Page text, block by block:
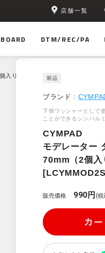
店舗一覧
DTM/REC/PA
入り）[LCYMMOD2SET70]
ブランド :
下側ワッシャーとして
ことができるシンバル
CYMPAD
モデレーター
70mm（2個入
販売価格 990円(税